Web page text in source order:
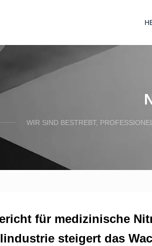
WIR SIND BESTREBT,
für medizinische
steigert das